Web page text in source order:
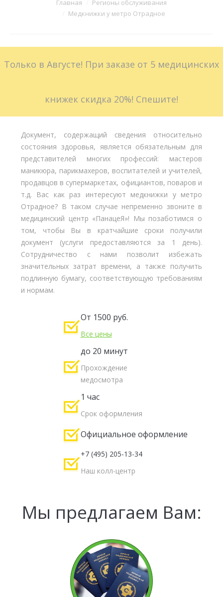
Больничные листы
Доставка
Главная
Регионы обслуживания
Медкнижки у метро Отрадное
Только в Августе! При заказе от 5 медицинских
книжек скидка 20%! Спешите!
Документ, содержащий сведения относительно
состояния здоровья, является обязательным для
представителей многих профессий: мастеров
маникюра, парикмахеров, воспитателей и учителей,
продавцов в супермаркетах, официантов, поваров и
т.д. Вас как раз интересуют медкнижки у метро
Отрадное? В таком случае непременно звоните в
медицинский центр «ПанацеЯ»! Мы позаботимся о
том, чтобы Вы в кратчайшие сроки получили
документ (услуги предоставляются за 1 день).
Сотрудничество с нами позволит избежать
значительных затрат времени, а также получить
подлинную бумагу, соответствующую требованиям
и нормам.
От 1500 руб.
Все цены
до 20 минут
Прохождение
медосмотра
1 час
Срок оформления
Официальное оформление
+7 (495) 205-13-34
Наш колл-центр
Мы предлагаем Вам: